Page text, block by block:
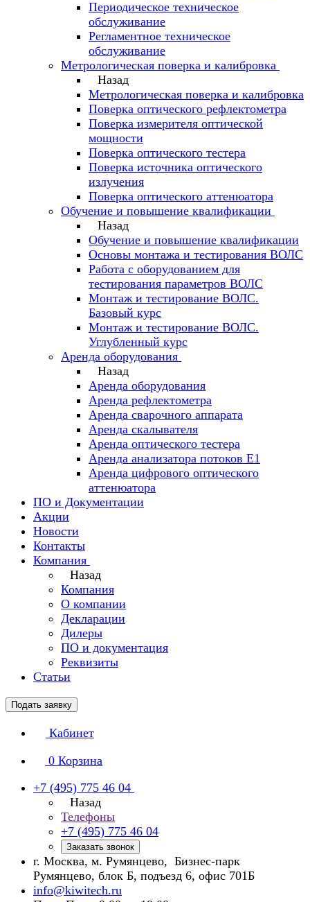
Периодическое техническое
обслуживание
Регламентное техническое
обслуживание
Метрологическая поверка и калибровка
Назад
Метрологическая поверка и калибровка
Поверка оптического рефлектометра
Поверка измерителя оптической
мощности
Поверка оптического тестера
Поверка источника оптического
излучения
Поверка оптического аттенюатора
Обучение и повышение квалификации
Назад
Обучение и повышение квалификации
Основы монтажа и тестирования ВОЛС
Работа с оборудованием для
тестирования параметров ВОЛС
Монтаж и тестирование ВОЛС.
Базовый курс
Монтаж и тестирование ВОЛС.
Углубленный курс
Аренда оборудования
Назад
Аренда оборудования
Аренда рефлектометра
Аренда сварочного аппарата
Аренда скалывателя
Аренда оптического тестера
Аренда анализатора потоков Е1
Аренда цифрового оптического
аттенюатора
ПО и Документации
Акции
Новости
Контакты
Компания
Назад
Компания
О компании
Декларации
Дилеры
ПО и документация
Реквизиты
Статьи
Подать заявку
Кабинет
0 Корзина
+7 (495) 775 46 04
Назад
Телефоны
+7 (495) 775 46 04
Заказать звонок
г. Москва, м. Румянцево, Бизнес-парк
Румянцево, блок Б, подъезд 6, офис 701Б
info@kiwitech.ru